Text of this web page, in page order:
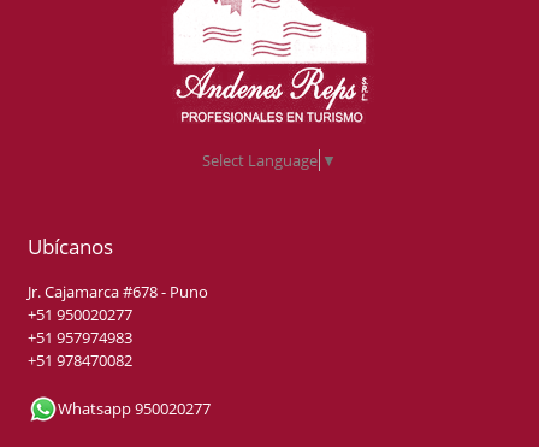
Select Language ▼
Ubícanos
Jr. Cajamarca #678 - Puno
+51 950020277
+51 957974983
+51 978470082
Whatsapp 950020277